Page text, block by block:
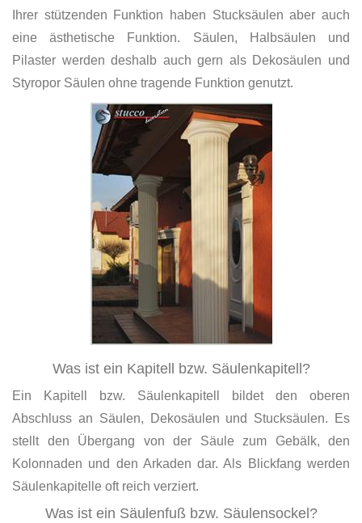
Ihrer stützenden Funktion haben Stucksäulen aber auch
eine ästhetische Funktion. Säulen, Halbsäulen und
Pilaster werden deshalb auch gern als Dekosäulen und
Styropor Säulen ohne tragende Funktion genutzt.
Was ist ein Kapitell bzw. Säulenkapitell?
Ein Kapitell bzw. Säulenkapitell bildet den oberen
Abschluss an Säulen, Dekosäulen und Stucksäulen. Es
stellt den Übergang von der Säule zum Gebälk, den
Kolonnaden und den Arkaden dar. Als Blickfang werden
Säulenkapitelle oft reich verziert.
Was ist ein Säulenfuß bzw. Säulensockel?